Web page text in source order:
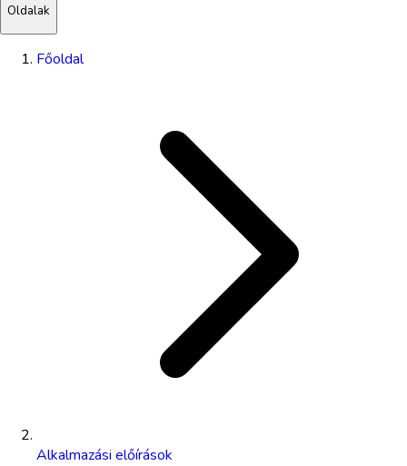
Oldalak
Főoldal
Alkalmazási előírások